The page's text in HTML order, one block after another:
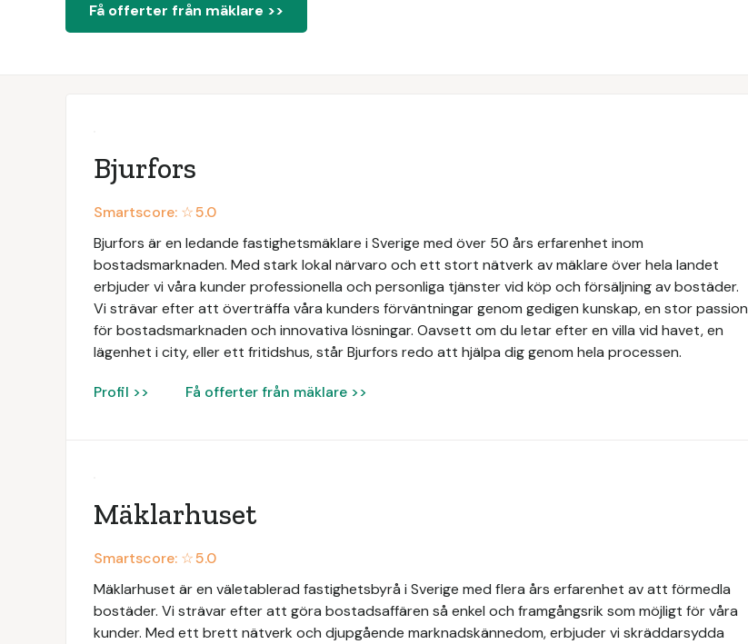
Få offerter från mäklare >>
Bjurfors
Smartscore: ☆5.0
Bjurfors är en ledande fastighetsmäklare i Sverige med över 50 års erfarenhet inom
bostadsmarknaden. Med stark lokal närvaro och ett stort nätverk av mäklare över hela landet
erbjuder vi våra kunder professionella och personliga tjänster vid köp och försäljning av bostäder.
Vi strävar efter att överträffa våra kunders förväntningar genom gedigen kunskap, en stor passion
för bostadsmarknaden och innovativa lösningar. Oavsett om du letar efter en villa vid havet, en
lägenhet i city, eller ett fritidshus, står Bjurfors redo att hjälpa dig genom hela processen.
Profil >> Få offerter från mäklare >>
Mäklarhuset
Smartscore: ☆5.0
Mäklarhuset är en väletablerad fastighetsbyrå i Sverige med flera års erfarenhet av att förmedla
bostäder. Vi strävar efter att göra bostadsaffären så enkel och framgångsrik som möjligt för våra
kunder. Med ett brett nätverk och djupgående marknadskännedom, erbjuder vi skräddarsydda